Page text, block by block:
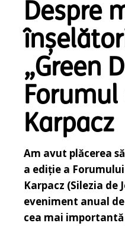
Despre
„Green
Forumul
Karpacz
Am avut plăcerea
a ediție a
Karpacz (Silezia de
eveniment anual
cea mai